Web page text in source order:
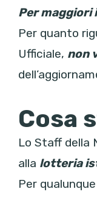
Per
Per quanto
Ufficiale, non
Cosa
Lo Staff della
alla lotteria
Per